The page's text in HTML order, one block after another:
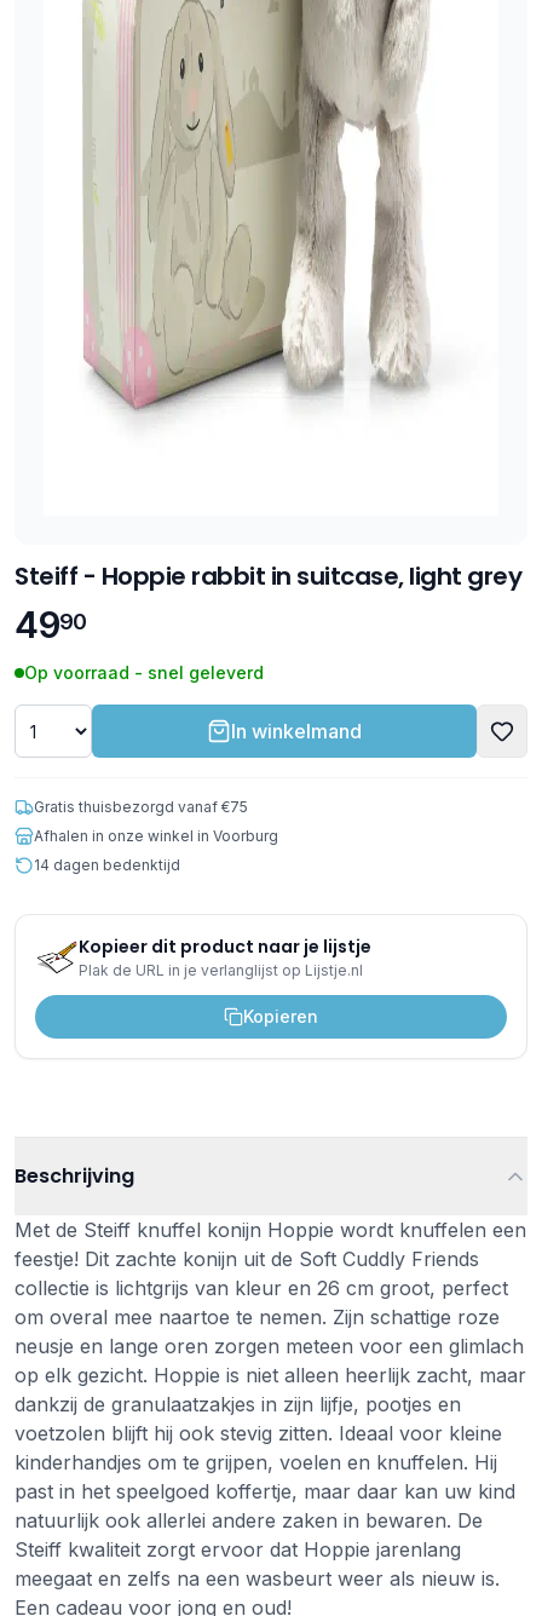
Steiff - Hoppie rabbit in suitcase, light grey
4990
Op voorraad - snel geleverd
In winkelmand
Gratis thuisbezorgd vanaf €75
Afhalen in onze winkel in Voorburg
14 dagen bedenktijd
Kopieer dit product naar je lijstje
Plak de URL in je verlanglijst op Lijstje.nl
Kopieren
Beschrijving
Met de Steiff knuffel konijn Hoppie wordt knuffelen een
feestje! Dit zachte konijn uit de Soft Cuddly Friends
collectie is lichtgrijs van kleur en 26 cm groot, perfect
om overal mee naartoe te nemen. Zijn schattige roze
neusje en lange oren zorgen meteen voor een glimlach
op elk gezicht. Hoppie is niet alleen heerlijk zacht, maar
dankzij de granulaatzakjes in zijn lijfje, pootjes en
voetzolen blijft hij ook stevig zitten. Ideaal voor kleine
kinderhandjes om te grijpen, voelen en knuffelen. Hij
past in het speelgoed koffertje, maar daar kan uw kind
natuurlijk ook allerlei andere zaken in bewaren. De
Steiff kwaliteit zorgt ervoor dat Hoppie jarenlang
meegaat en zelfs na een wasbeurt weer als nieuw is.
Een cadeau voor jong en oud!